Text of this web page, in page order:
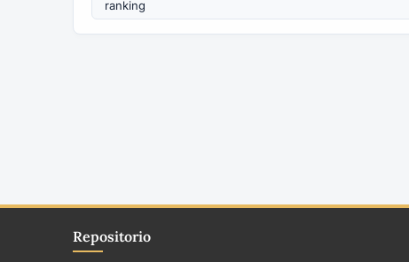
Repositorio